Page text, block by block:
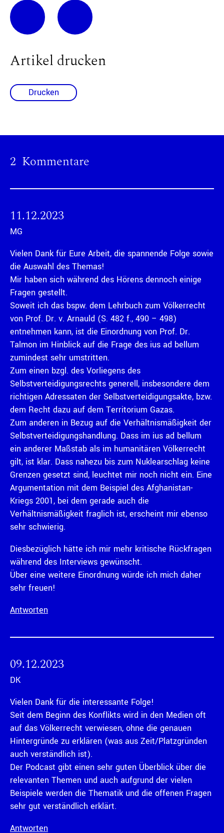
Artikel drucken
Drucken
2 Kommentare
11.12.2023
MG
Vielen Dank für Eure Arbeit, die spannende Folge sowie
die Auswahl des Themas!
Mir haben sich während des Hörens dennoch einige
Fragen gestellt.
Soweit ich das bspw. dem Lehrbuch zum Völkerrecht
von Prof. Dr. v. Arnauld (S. 482 f., 490 – 498)
entnehmen kann, ist die Einordnung von Prof. Dr.
Talmon im Hinblick auf die Frage des ius ad bellum
zumindest sehr umstritten.
Zum einen bzgl. des Vorliegens des
Selbstverteidigungsrechts generell, insbesondere dem
richtigen Adressaten der Selbstverteidigungsakte, bzw.
dem Recht dazu auf dem Territorium Gazas.
Zum anderen in Bezug auf die Verhältnismäßigkeit der
Selbstverteidigungshandlung. Dass im ius ad bellum
ein anderer Maßstab als im humanitären Völkerrecht
gilt, ist klar. Dass nahezu bis zum Nuklearschlag keine
Grenzen gesetzt sind, leuchtet mir noch nicht ein. Eine
Argumentation mit dem Beispiel des Afghanistan-
Kriegs 2001, bei dem gerade auch die
Verhältnismäßigkeit fraglich ist, erscheint mir ebenso
sehr schwierig.
Diesbezüglich hätte ich mir mehr kritische Rückfragen
während des Interviews gewünscht.
Über eine weitere Einordnung würde ich mich daher
sehr freuen!
Antworten
09.12.2023
DK
Vielen Dank für die interessante Folge!
Seit dem Beginn des Konflikts wird in den Medien oft
auf das Völkerrecht verwiesen, ohne die genauen
Hintergründe zu erklären (was aus Zeit/Platzgründen
auch verständlich ist).
Der Podcast gibt einen sehr guten Überblick über die
relevanten Themen und auch aufgrund der vielen
Beispiele werden die Thematik und die offenen Fragen
sehr gut verständlich erklärt.
Antworten